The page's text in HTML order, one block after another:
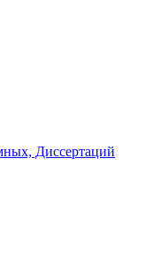
Диссертаций